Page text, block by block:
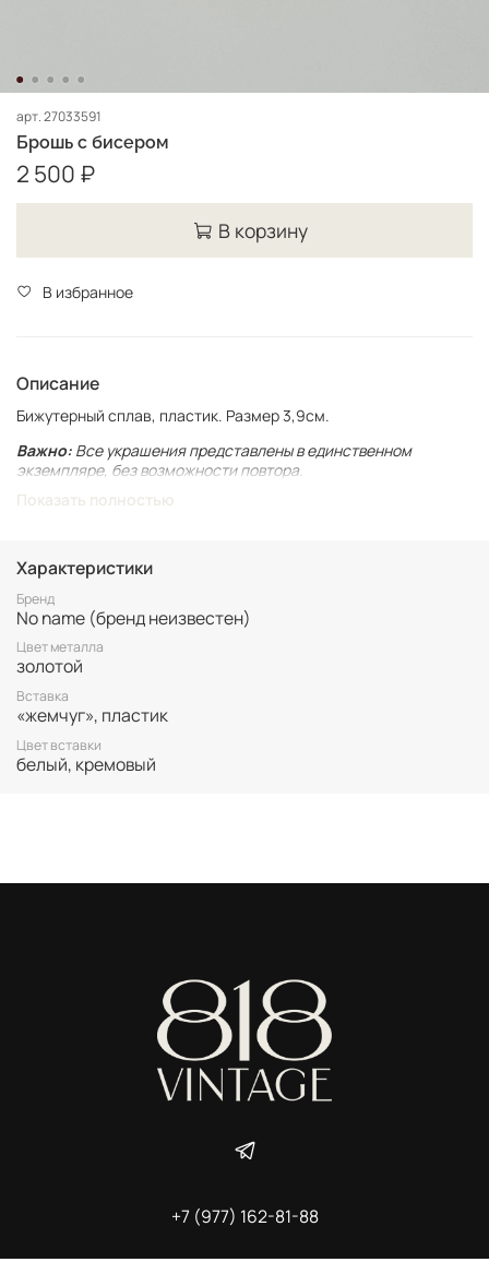
арт.27033591
Брошь с бисером
2 500 ₽
В корзину
В избранное
Описание
Бижутерный сплав, пластик. Размер 3,9см.
Важно: Все украшения представлены в единственном
экземпляре, без возможности повтора.
Для вашего комфорта у нас нет БРОНИ, украшение
Винтаж не подлежит возврату. Все важные для вас нюансы по
размеру и состоянию уточняйте перед покупкой.
Показать полностью
Характеристики
Бренд
No name (бренд неизвестен)
Цвет металла
золотой
Вставка
«жемчуг», пластик
Цвет вставки
белый, кремовый
+7 (977) 162-81-88